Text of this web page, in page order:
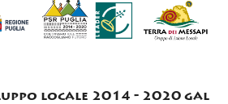
locale 2014 - 2020 gal